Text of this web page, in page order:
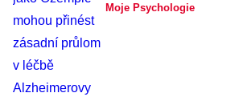
Moje Psychologie